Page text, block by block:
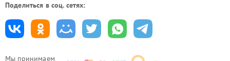
Мы принимаем
Поделиться в соц. сетях: